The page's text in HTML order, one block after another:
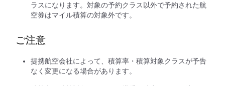
ラスになります。対象の予約クラス以外で予約された航
空券はマイル積算の対象外です。
ご注意
提携航空会社によって、積算率・積算対象クラスが予告
なく変更になる場合があります。